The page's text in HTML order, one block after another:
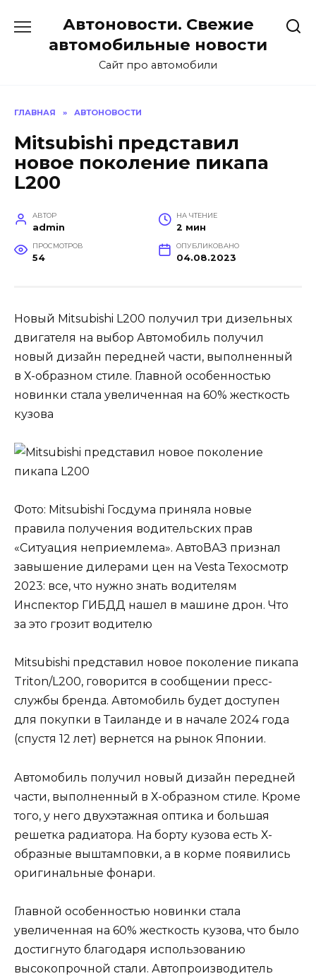
содержанию
Автоновости. Свежие
автомобильные новости
Сайт про автомобили
ГЛАВНАЯ » АВТОНОВОСТИ
Mitsubishi представил
новое поколение пикапа
L200
АВТОР
admin
НА ЧТЕНИЕ
2 мин
ПРОСМОТРОВ
54
ОПУБЛИКОВАНО
04.08.2023
Новый Mitsubishi L200 получил три дизельных
двигателя на выбор Автомобиль получил
новый дизайн передней части, выполненный
в Х-образном стиле. Главной особенностью
новинки стала увеличенная на 60% жесткость
кузова
Фото: Mitsubishi Госдума приняла новые
правила получения водительских прав
«Ситуация неприемлема». АвтоВАЗ признал
завышение дилерами цен на Vesta Техосмотр
2023: все, что нужно знать водителям
Инспектор ГИБДД нашел в машине дрон. Что
за это грозит водителю
Mitsubishi представил новое поколение пикапа
Triton/L200, говорится в сообщении пресс-
службы бренда. Автомобиль будет доступен
для покупки в Таиланде и в начале 2024 года
(спустя 12 лет) вернется на рынок Японии.
Автомобиль получил новый дизайн передней
части, выполненный в Х-образном стиле. Кроме
того, у него двухэтажная оптика и большая
решетка радиатора. На борту кузова есть Х-
образные выштамповки, а в корме появились
оригинальные фонари.
Главной особенностью новинки стала
увеличенная на 60% жесткость кузова, что было
достигнуто благодаря использованию
высокопрочной стали. Автопроизводитель